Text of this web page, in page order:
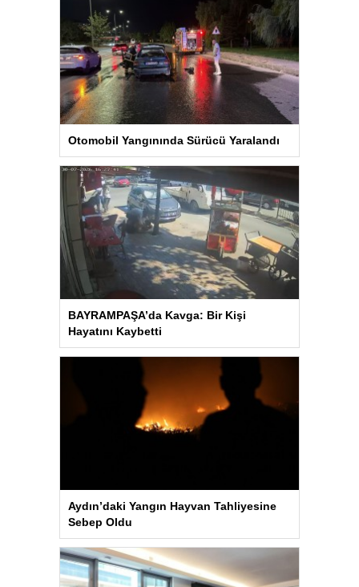
Otomobil Yangınında Sürücü Yaralandı
BAYRAMPAŞA’da Kavga: Bir Kişi
Hayatını Kaybetti
Aydın’daki Yangın Hayvan Tahliyesine
Sebep Oldu